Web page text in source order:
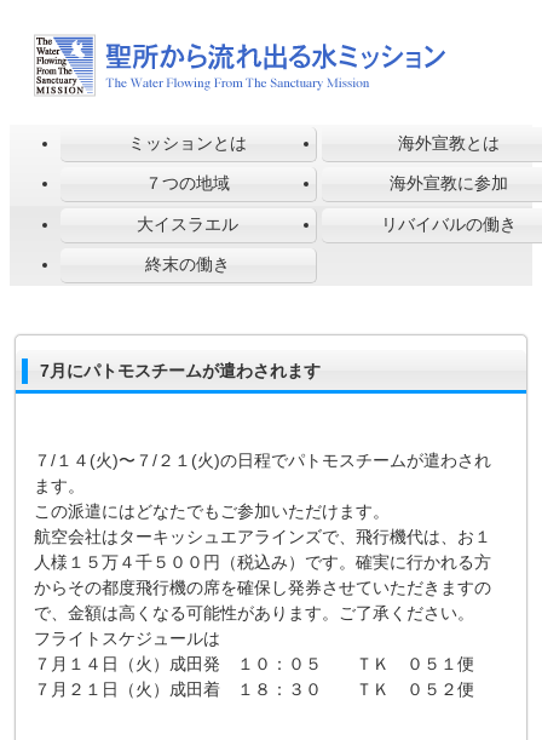
ミッションとは 海外宣教とは
７つの地域 海外宣教に参加
大イスラエル リバイバルの働き
終末の働き
7月にパトモスチームが遣わされます
７/１４(火)〜７/２１(火)の日程でパトモスチームが遣わされ
ます。
この派遣にはどなたでもご参加いただけます。
航空会社はターキッシュエアラインズで、飛行機代は、お１
人様１５万４千５００円（税込み）です。確実に行かれる方
からその都度飛行機の席を確保し発券させていただきますの
で、金額は高くなる可能性があります。ご了承ください。
フライトスケジュールは
７月１４日（火）成田発 １０：０５ ＴＫ ０５１便
７月２１日（火）成田着 １８：３０ ＴＫ ０５２便